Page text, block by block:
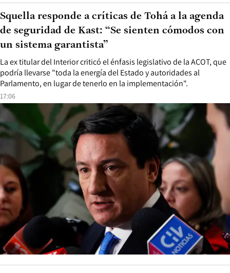
17:06
La ex titular del Interior criticó el énfasis legislativo de la ACOT, que
podría llevarse "toda la energía del Estado y autoridades al
Parlamento, en lugar de tenerlo en la implementación".
Squella responde a críticas de Tohá a la agenda
de seguridad de Kast: “Se sienten cómodos con
un sistema garantista”